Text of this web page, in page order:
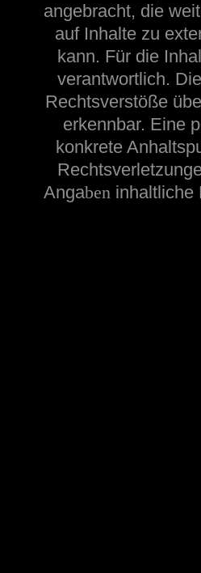
angebracht, die
auf Inhalte zu
kann. Für die
verantwortlich.
Rechtsverstöße
erkennbar. Eine
konkrete
Angaben inhaltliche